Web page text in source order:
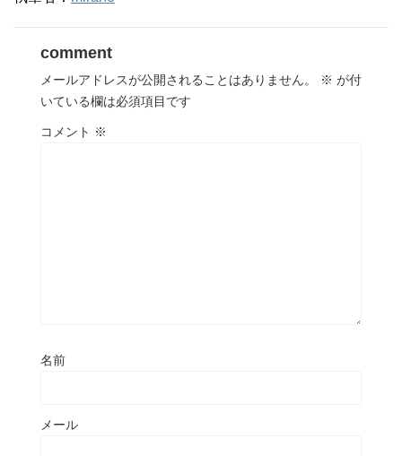
comment
メールアドレスが公開されることはありません。 ※ が付
いている欄は必須項目です
コメント ※
名前
メール